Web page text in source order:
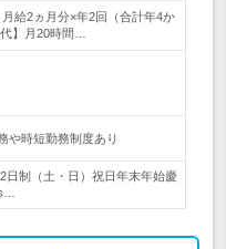
給2ヵ月分×年2回（合計年4か
】月20時間…
や時短勤務制度あり
制（土・日）祝日年末年始慶